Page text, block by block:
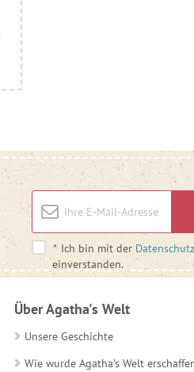
* Ich bin mit der
einverstanden.
Über Agatha's Welt
Unsere Geschichte
Wie wurde Agatha’s Welt